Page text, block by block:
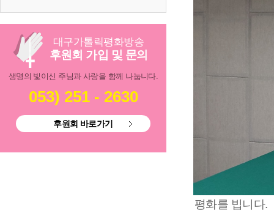
대구가톨릭평화방송
후원회 가입 및 문의
생명의 빛이신 주님과 사랑을 함께 나눕니다.
053) 251 - 2630
후원회 바로가기
평화를 빕니다.